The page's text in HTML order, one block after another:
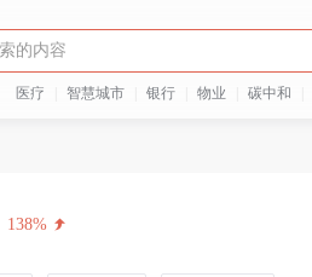
医疗 智慧城市 银行 物业 碳中和
138%